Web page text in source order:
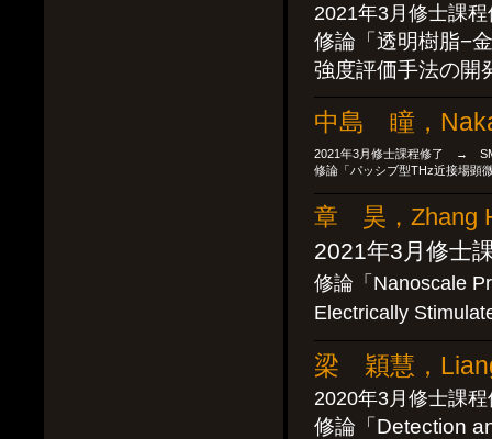
2021年3月修士課
修論「透明樹脂−
強度評価手法の開
中島 瞳，
2021年3月修士課程修了 →
修論「パッシブ型THz近接場顕
章 昊，Zhang
2021年3月修士
修論「Nanoscale
Electrically
梁 穎慧，
2020年3月修士課
修論「Detection